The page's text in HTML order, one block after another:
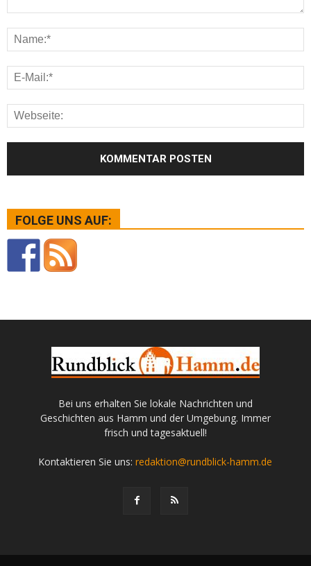
FOLGE UNS AUF:
Bei uns erhalten Sie lokale Nachrichten und
Geschichten aus Hamm und der Umgebung. Immer
frisch und tagesaktuell!
Kontaktieren Sie uns:redaktion@rundblick-hamm.de